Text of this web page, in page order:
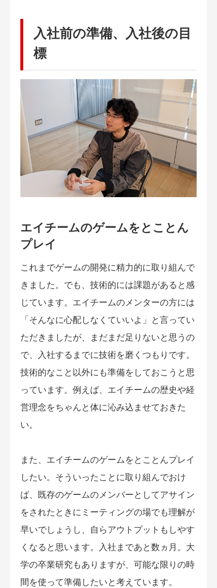
入社前の準備、入社後の目
標
エイチームのゲームをとことん
プレイ
これまでゲームの開発に精力的に取り組んで
きました。でも、技術的には課題があると感
じています。エイチームのメンターの方には
「そんなに心配しなくていいよ」と言ってい
ただきましたが、まだまだ足りないと思うの
で、入社するまでに技術を磨くつもりです。
技術的なこと以外にも準備をしておこうと思
っています。例えば、エイチームの歴史や経
営理念をちゃんと体に沁み込ませておきた
い。
また、エイチームのゲームをとことんプレイ
したい。そういったことに取り組んでおけ
ば、既存のゲームのメンバーとしてアサイン
をされたときにミーティングの場でも理解が
早いでしょうし、自らアウトプットもしやす
くなると思います。入社まであと数ヵ月。大
学の卒業研究もありますが、可能な限りの時
間を使って準備したいと考えています。